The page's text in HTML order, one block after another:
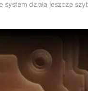
działa jeszcze